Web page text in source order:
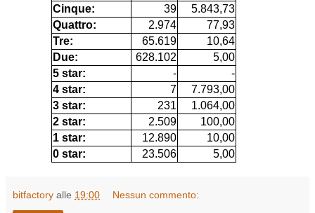
Cinque:
39
5.843,73
Quattro:
2.974
77,93
Tre:
65.619
10,64
Due:
628.102
5,00
5 star:
-
-
4 star:
7
7.793,00
3 star:
231
1.064,00
2 star:
2.509
100,00
1 star:
12.890
10,00
0 star:
23.506 5,00
bitfactory alle 19:00 Nessun commento: